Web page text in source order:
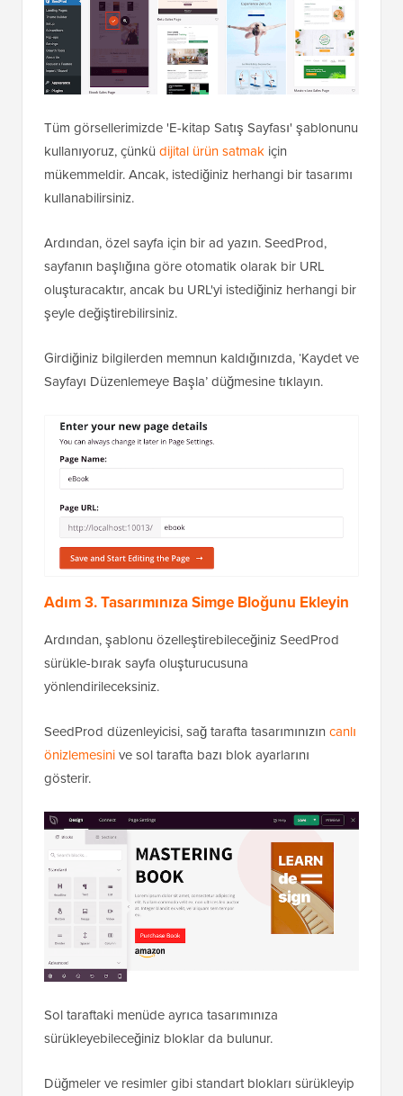
Tüm görsellerimizde 'E-kitap Satış Sayfası' şablonunu
kullanıyoruz, çünkü dijital ürün satmak için
mükemmeldir. Ancak, istediğiniz herhangi bir tasarımı
kullanabilirsiniz.
Ardından, özel sayfa için bir ad yazın. SeedProd,
sayfanın başlığına göre otomatik olarak bir URL
oluşturacaktır, ancak bu URL'yi istediğiniz herhangi bir
şeyle değiştirebilirsiniz.
Girdiğiniz bilgilerden memnun kaldığınızda, ‘Kaydet ve
Sayfayı Düzenlemeye Başla’ düğmesine tıklayın.
Adım 3. Tasarımınıza Simge Bloğunu Ekleyin
Ardından, şablonu özelleştirebileceğiniz SeedProd
sürükle-bırak sayfa oluşturucusuna
yönlendirileceksiniz.
SeedProd düzenleyicisi, sağ tarafta tasarımınızın canlı
önizlemesinive sol tarafta bazı blok ayarlarını
gösterir.
Sol taraftaki menüde ayrıca tasarımınıza
sürükleyebileceğiniz bloklar da bulunur.
Düğmeler ve resimler gibi standart blokları sürükleyip